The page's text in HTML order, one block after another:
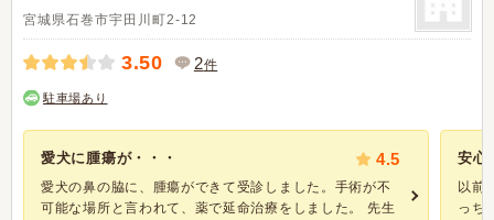
宮城県石巻市宇田川町2-12
3.50 2件
駐車場あり
愛犬に腫瘍が・・・ 4.5
愛犬の鼻の脇に、腫瘍ができて受診しました。手術が不
可能な場所と言われて、薬で延命治療をしました。 先生
安心
以前
っち